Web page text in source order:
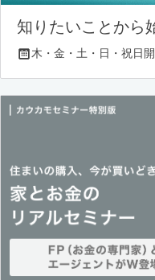
知りたいことから